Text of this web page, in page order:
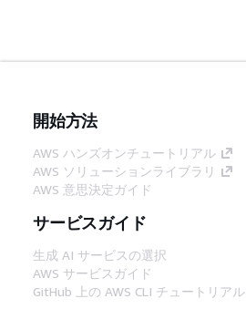
開始方法
AWS ハンズオンチュートリアル
AWS ソリューションライブラリ
AWS 意思決定ガイド
サービスガイド
生成 AI サービスの選択
AWS サービスガイド
GitHub 上の AWS CLI チュートリアル